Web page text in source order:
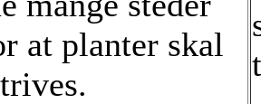
at planter skal